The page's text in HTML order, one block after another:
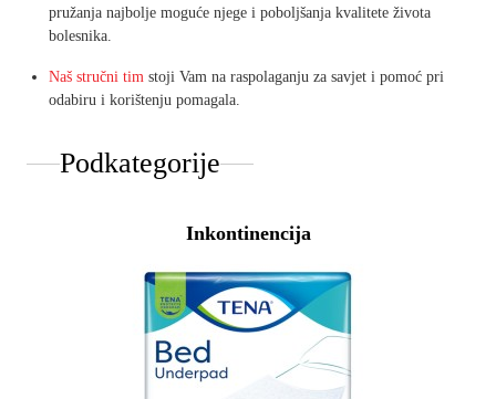
pružanja najbolje moguće njege i poboljšanja kvalitete života
bolesnika.
Naš stručni tim stoji Vam na raspolaganju za savjet i pomoć pri
odabiru i korištenju pomagala.
Podkategorije
Inkontinencija